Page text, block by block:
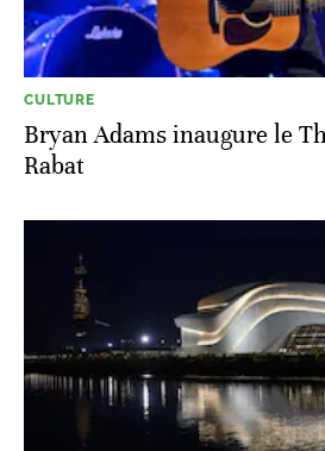
CULTURE
Bryan Adams inaugure le
Rabat